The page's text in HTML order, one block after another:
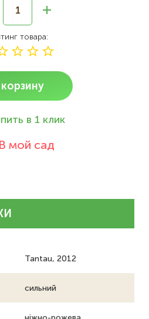
товара
корзину
в 1 клик
В мой сад
Tantau, 2012
сильний